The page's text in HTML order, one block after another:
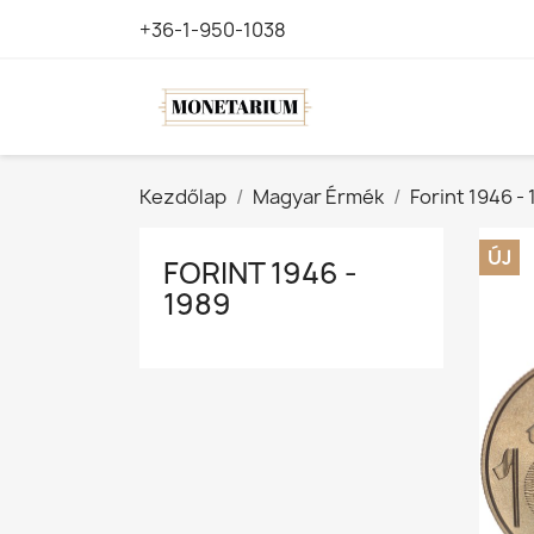
+36-1-950-1038
Kezdőlap Magyar Érmék Forint 1946 -
FORINT 1946 -
1989
ÚJ